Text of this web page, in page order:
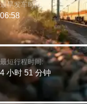
最短行程时间:
4 小时 51 分钟
最早发车时间:
06:58